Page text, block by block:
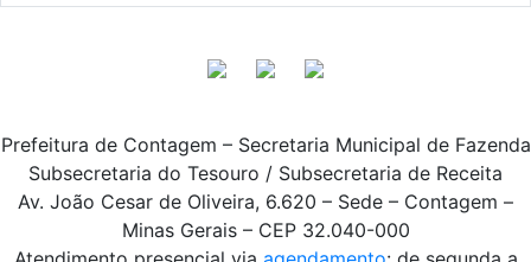
Prefeitura de Contagem – Secretaria Municipal de Fazenda
Subsecretaria do Tesouro / Subsecretaria de Receita
Av. João Cesar de Oliveira, 6.620 – Sede – Contagem –
Minas Gerais – CEP 32.040-000